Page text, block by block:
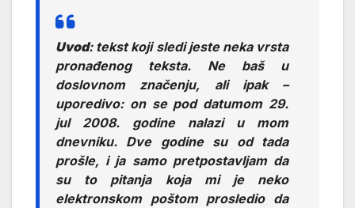
Uvod: tekst koji sledi jeste neka vrsta
pronađenog teksta. Ne baš u
doslovnom značenju, ali ipak –
uporedivo: on se pod datumom 29.
jul 2008. godine nalazi u mom
dnevniku. Dve godine su od tada
prošle, i ja samo pretpostavljam da
su to pitanja koja mi je neko
elektronskom poštom prosledio da